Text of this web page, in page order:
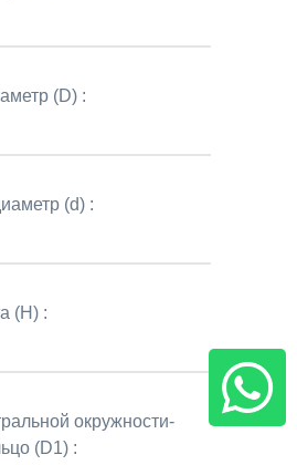
(D) :
(d) :
(H) :
окружности-
(D1) :